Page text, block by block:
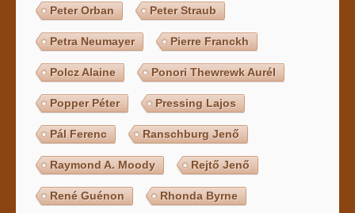
Peter Orban Peter Straub
Petra Neumayer Pierre Franckh
Polcz Alaine Ponori Thewrewk Aurél
Popper Péter Pressing Lajos
Pál Ferenc Ranschburg Jenő
Raymond A. Moody Rejtő Jenő
René Guénon Rhonda Byrne